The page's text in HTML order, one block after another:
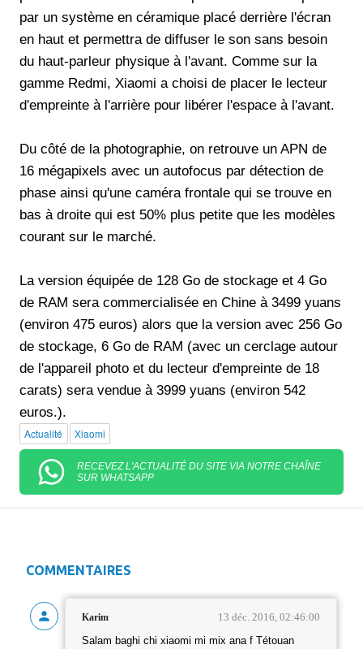
par un système en céramique placé derrière l'écran
en haut et permettra de diffuser le son sans besoin
du haut-parleur physique à l'avant. Comme sur la
gamme Redmi, Xiaomi a choisi de placer le lecteur
d'empreinte à l'arrière pour libérer l'espace à l'avant.
Du côté de la photographie, on retrouve un APN de
16 mégapixels avec un autofocus par détection de
phase ainsi qu'une caméra frontale qui se trouve en
bas à droite qui est 50% plus petite que les modèles
courant sur le marché.
La version équipée de 128 Go de stockage et 4 Go
de RAM sera commercialisée en Chine à 3499 yuans
(environ 475 euros) alors que la version avec 256 Go
de stockage, 6 Go de RAM (avec un cerclage autour
de l'appareil photo et du lecteur d'empreinte de 18
carats) sera vendue à 3999 yuans (environ 542
euros.).
Actualité Xiaomi
RECEVEZ L'ACTUALITÉ DU SITE VIA NOTRE CHAÎNE
SUR WHATSAPP
COMMENTAIRES
Karim 13 déc. 2016, 02:46:00
Salam baghi chi xiaomi mi mix ana f Tétouan